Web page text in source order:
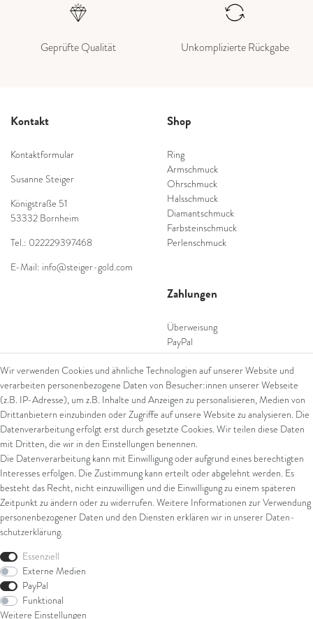
Geprüfte Qualität Unkomplizierte Rückgabe
Kontakt
Kontaktformular
Susanne Steiger
Königstraße 51
53332 Bornheim
Tel.: 022229397468
E-Mail: info@steiger-gold.com
Shop
Ring
Armschmuck
Ohrschmuck
Halsschmuck
Diamantschmuck
Farbsteinschmuck
Perlenschmuck
Zahlungen
Überweisung
PayPal
SEPA Lastschrift
giropay
Kreditkarte
Versand
UPS
FedEx
Wir verwenden Cookies und ähnliche Technologien auf unserer Website und
verarbeiten personenbezogene Daten von Besucher:innen unserer Webseite
(z.B. IP-Adresse), um z.B. Inhalte und Anzeigen zu personalisieren, Medien von
Drittanbietern einzubinden oder Zugriffe auf unsere Website zu analysieren. Die
Datenverarbeitung erfolgt erst durch gesetzte Cookies. Wir teilen diese Daten
mit Dritten, die wir in den Einstellungen benennen.
Die Datenverarbeitung kann mit Einwilligung oder aufgrund eines berechtigten
Interesses erfolgen. Die Zustimmung kann erteilt oder abgelehnt werden. Es
besteht das Recht, nicht einzuwilligen und die Einwilligung zu einem späteren
Zeitpunkt zu ändern oder zu widerrufen. Weitere Informationen zur Verwendung
personenbezogener Daten und den Diensten erklären wir in unserer Daten­
schutz­erklärung.
Essenziell
Externe Medien
PayPal
Funktional
Weitere Einstellungen